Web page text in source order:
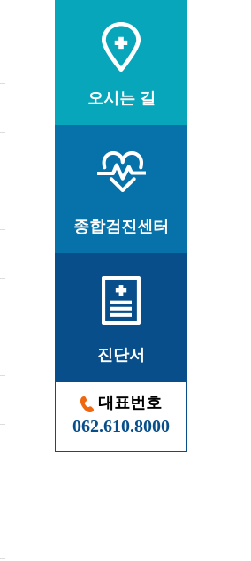
오시는 길
종합검진센터
진단서
대표번호
062.610.8000